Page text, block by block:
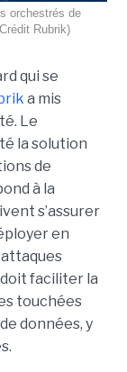
orchestrés de
Rubrik)
qui se
a mis
Le
la solution
de
à la
s’assurer
en
faciliter la
touchées
données, y